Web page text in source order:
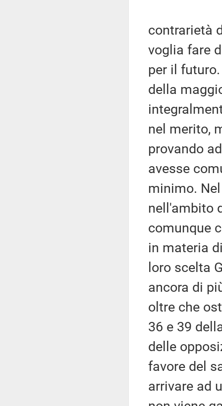
contrarietà
voglia fare
per il
della
nel merito,
provando
avesse
minimo.
nell'ambito
comunque
in materia
loro scelta
ancora di
oltre che
36 e 39
delle
favore del
arrivare ad